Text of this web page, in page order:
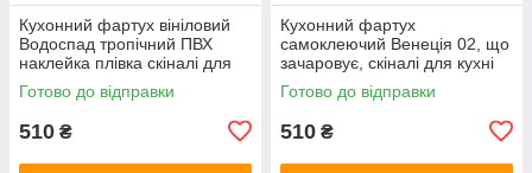
Кухонний фартух вініловий
Водоспад тропічний ПВХ
наклейка плівка скіналі для
кухні блакитний 600х2000 мм
Готово до відправки
510 ₴
Кухонний фартух
самоклеючий Венеція 02, що
зачаровує, скіналі для кухні
наклейка ПВХ гондоли
600х2000 мм
Готово до відправки
510 ₴